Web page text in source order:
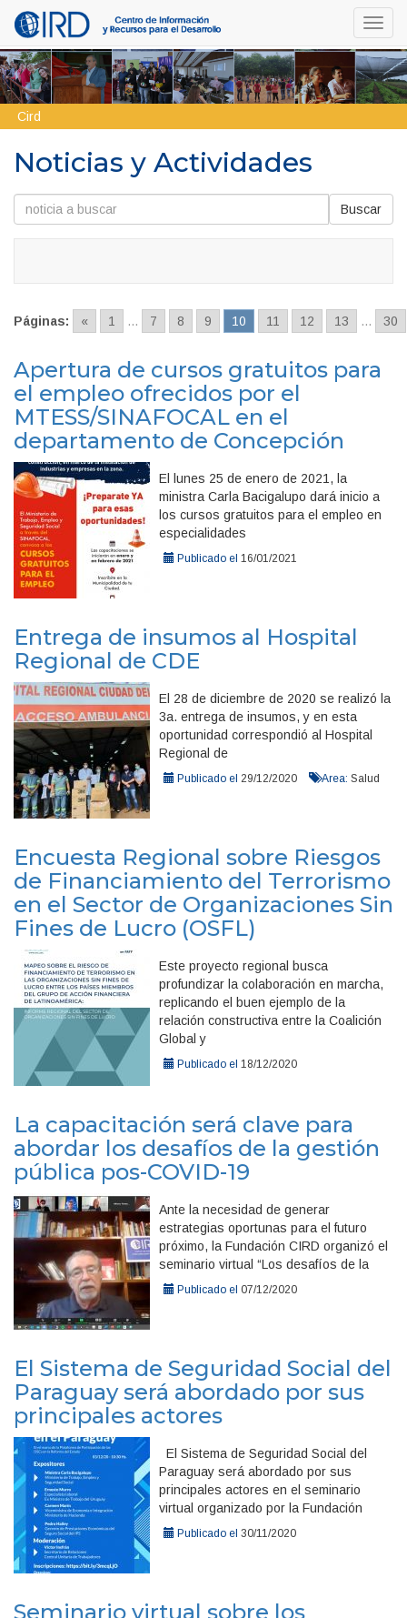
Cird
Noticias y Actividades
Buscar
Páginas: « 1 ... 7 8 9 10 11 12 13 ... 30
Apertura de cursos gratuitos para
el empleo ofrecidos por el
MTESS/SINAFOCAL en el
departamento de Concepción
El lunes 25 de enero de 2021, la
ministra Carla Bacigalupo dará inicio a
los cursos gratuitos para el empleo en
especialidades
Publicado el 16/01/2021
Entrega de insumos al Hospital
Regional de CDE
El 28 de diciembre de 2020 se realizó la
3a. entrega de insumos, y en esta
oportunidad correspondió al Hospital
Regional de
Publicado el 29/12/2020 Area: Salud
Encuesta Regional sobre Riesgos
de Financiamiento del Terrorismo
en el Sector de Organizaciones Sin
Fines de Lucro (OSFL)
Este proyecto regional busca
profundizar la colaboración en marcha,
replicando el buen ejemplo de la
relación constructiva entre la Coalición
Global y
Publicado el 18/12/2020
La capacitación será clave para
abordar los desafíos de la gestión
pública pos-COVID-19
Ante la necesidad de generar
estrategias oportunas para el futuro
próximo, la Fundación CIRD organizó el
seminario virtual “Los desafíos de la
Publicado el 07/12/2020
El Sistema de Seguridad Social del
Paraguay será abordado por sus
principales actores
El Sistema de Seguridad Social del
Paraguay será abordado por sus
principales actores en el seminario
virtual organizado por la Fundación
Publicado el 30/11/2020
Seminario virtual sobre los